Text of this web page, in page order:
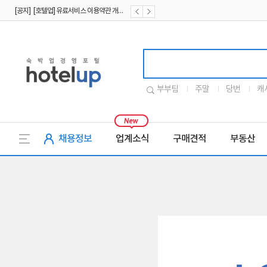
[공지] [호텔업] 유료서비스 이용약관 개정본2 (19.09.02)
부부팀 주말 당번 캐
채용정보 업계소식 구매견적 부동산